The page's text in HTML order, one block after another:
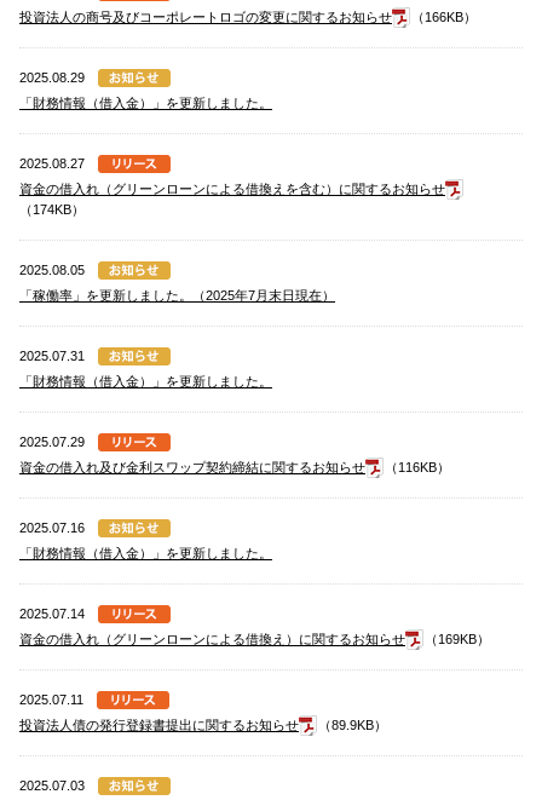
投資法人の商号及びコーポレートロゴの変更に関するお知らせ
（166KB）
2025.08.29
「財務情報（借入金）」を更新しました。
2025.08.27
資金の借入れ（グリーンローンによる借換えを含む）に関するお知らせ
（174KB）
2025.08.05
「稼働率」を更新しました。（2025年7月末日現在）
2025.07.31
「財務情報（借入金）」を更新しました。
2025.07.29
資金の借入れ及び金利スワップ契約締結に関するお知らせ
（116KB）
2025.07.16
「財務情報（借入金）」を更新しました。
2025.07.14
資金の借入れ（グリーンローンによる借換え）に関するお知らせ
（169KB）
2025.07.11
投資法人債の発行登録書提出に関するお知らせ
（89.9KB）
2025.07.03